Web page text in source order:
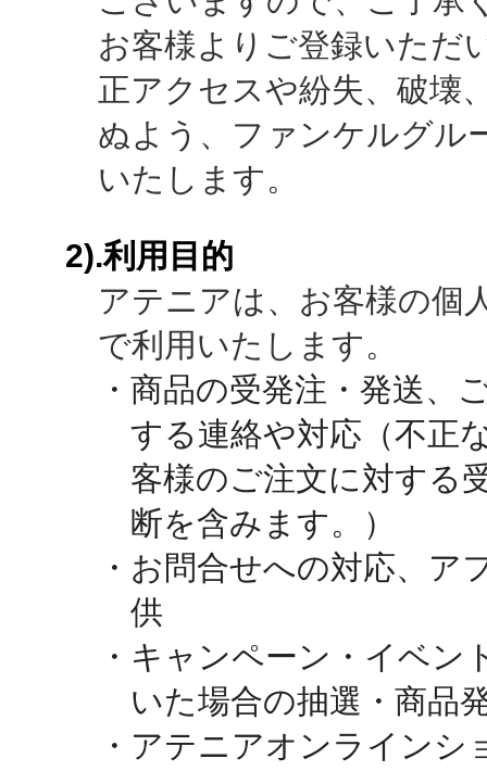
お客様よりご登録いただ
正アクセスや紛失、破壊
ぬよう、ファンケルグル
いたします。
2).利用目的
アテニアは、お客様の個
で利用いたします。
・商品の受発注・発送、
する連絡や対応（不正
客様のご注文に対する
断を含みます。）
・お問合せへの対応、ア
供
・キャンペーン・イベン
いた場合の抽選・商品
・アテニアオンラインシ